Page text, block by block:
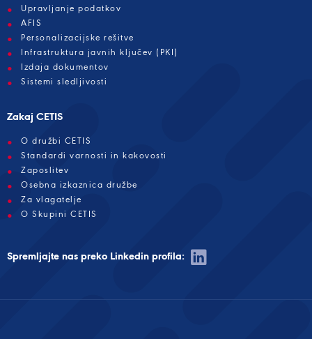
Upravljanje podatkov
AFIS
Personalizacijske rešitve
Infrastruktura javnih ključev (PKI)
Izdaja dokumentov
Sistemi sledljivosti
Zakaj CETIS
O družbi CETIS
Standardi varnosti in kakovosti
Zaposlitev
Osebna izkaznica družbe
Za vlagatelje
O Skupini CETIS
Spremljajte nas preko Linkedin profila: